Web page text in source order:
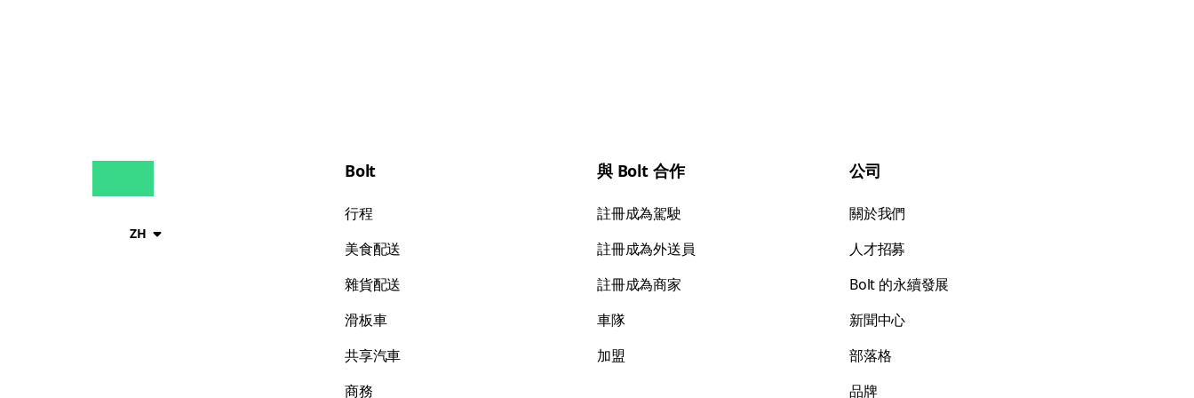
ZH
Bolt
行程
美食配送
雜貨配送
滑板車
共享汽車
商務
與 Bolt 合作
註冊成為駕駛
註冊成為外送員
註冊成為商家
車隊
加盟
公司
關於我們
人才招募
Bolt 的永續發展
新聞中心
部落格
品牌